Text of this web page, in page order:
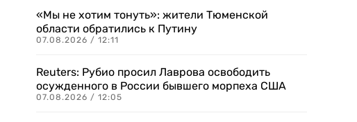
«Мы не хотим тонуть»: жители Тюменской
области обратились к Путину
07.08.2026 / 12:11
Reuters: Рубио просил Лаврова освободить
осужденного в России бывшего морпеха США
07.08.2026 / 12:05